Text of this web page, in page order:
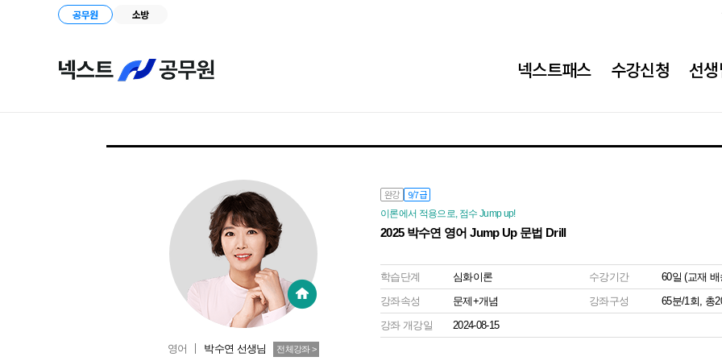
공무원 소방
넥스트패스 수강신청 선
완강 9/7급
이론에서 적용으로, 점수 Jump up!
2025 박수연 영어 Jump Up 문법 Drill
영어 박수연 선생님 전체강좌 >
학습단계 심화이론 수강기간
60일 (교재
강좌속성
문제+개념 강좌구성
65분/1회, 총
강좌 개강일
2024-08-15